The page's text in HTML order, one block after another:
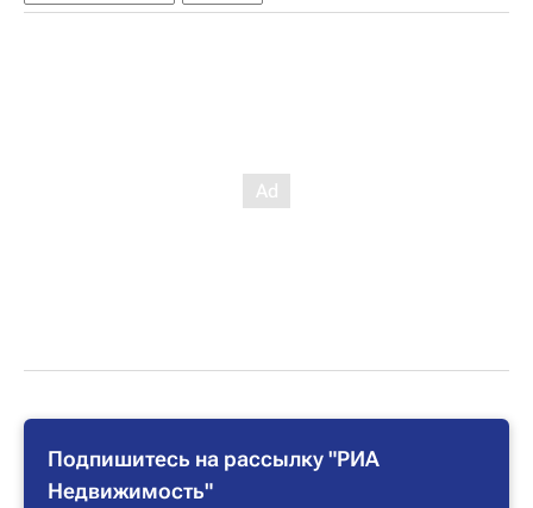
Подпишитесь на рассылку "РИА
Недвижимость"